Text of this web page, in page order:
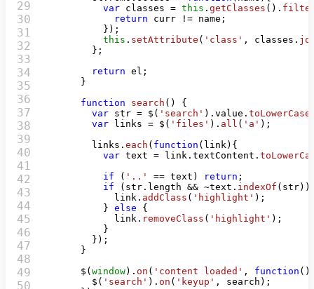
29
30
31
32
33
34
35
36
37
38
39
40
41
42
43
44
45
46
47
48
49
50
var classes = this . getClasses ().
return curr != name;
          });
this . setAttribute ( 'class' , classes.
        };
return el;
      }
function
search ( ) {
var str = $( 'search' ). value . toLowerCase
var links = $( 'files' ). all ( 'a' );
        links.
each ( function ( link){
var text = link. textContent .
if ( '..' == text) return ;
if (str. length && ~text. indexOf (str))
            link.
addClass ( 'highlight' );
          }
else {
            link.
removeClass ( 'highlight' );
          }
        });
      }
      $(
window). on ( 'content loaded' , function (
        $(
'search' ). on ( 'keyup' , search);